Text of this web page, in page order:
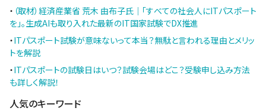
・ （取材）経済産業省 荒木 由布子氏｜「すべての社会人にITパスポート
を」。生成AIも取り入れた最新のIT国家試験でDX推進
・ITパスポート試験が意味ないって本当？無駄と言われる理由とメリッ
トを解説
・ITパスポートの試験日はいつ？試験会場はどこ？受験申し込み方法
も詳しく解説！
人気のキーワード